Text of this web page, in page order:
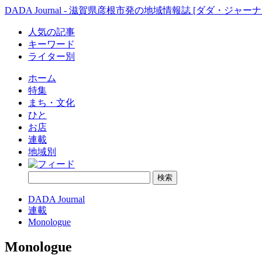
DADA Journal - 滋賀県彦根市発の地域情報誌 [ダダ・ジャー
人気の記事
キーワード
ライター別
ホーム
特集
まち・文化
ひと
お店
連載
地域別
DADA Journal
連載
Monologue
Monologue